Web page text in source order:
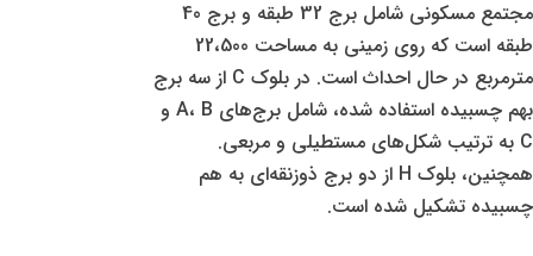
مجتمع مسکونی شامل برج 32 طبقه و برج 40
طبقه است که روی زمینی به مساحت 22،500
مترمربع در حال احداث است. در بلوک C از سه برج
بهم چسبیده استفاده شده، شامل برج‌های A، B و
C به ترتیب شکل‌های مستطیلی و مربعی.
همچنین، بلوک H از دو برج ذوزنقه‌ای به هم
چسبیده تشکیل شده است.